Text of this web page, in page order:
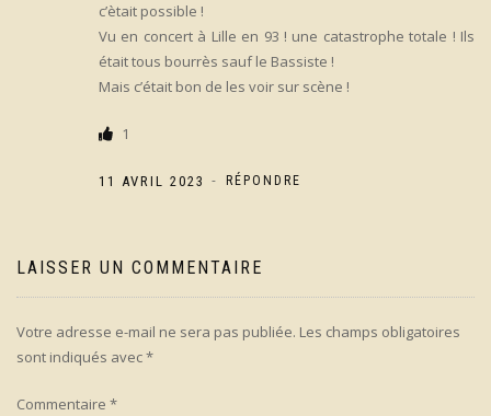
c’ètait possible !
Vu en concert à Lille en 93 ! une catastrophe totale ! Ils
était tous bourrès sauf le Bassiste !
Mais c’était bon de les voir sur scène !
1
11 AVRIL 2023 - RÉPONDRE
LAISSER UN COMMENTAIRE
Votre adresse e-mail ne sera pas publiée. Les champs obligatoires
sont indiqués avec*
Commentaire *